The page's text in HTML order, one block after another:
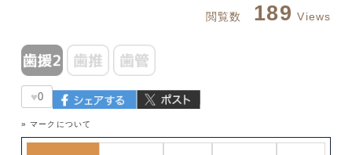
閲覧数 189 Views
♥0
» マークについて